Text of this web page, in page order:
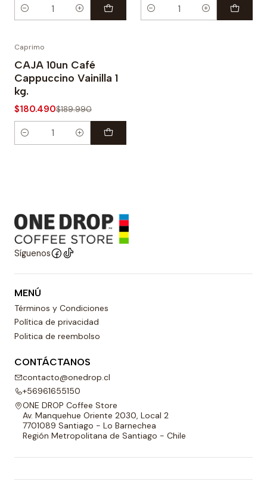
Cantidad Cantidad
-5%
Caprimo
CAJA 10un Café
Cappuccino Vainilla 1
kg.
$180.490$189.990
Cantidad
Síguenos
MENÚ
Términos y Condiciones
Política de privacidad
Politica de reembolso
CONTÁCTANOS
contacto@onedrop.cl
+56961655150
ONE DROP Coffee Store
Av. Manquehue Oriente 2030, Local 2
7701089 Santiago - Lo Barnechea
Región Metropolitana de Santiago - Chile